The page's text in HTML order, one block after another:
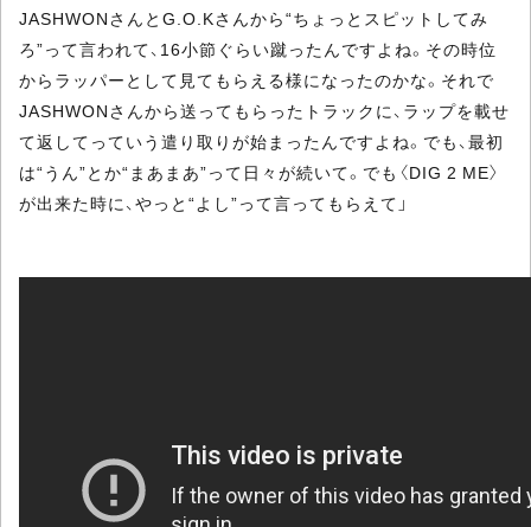
JASHWONさんとG.O.Kさんから“ちょっとスピットしてみ
ろ”って言われて、16小節ぐらい蹴ったんですよね。その時位
からラッパーとして見てもらえる様になったのかな。それで
JASHWONさんから送ってもらったトラックに、ラップを載せ
て返してっていう遣り取りが始まったんですよね。でも、最初
は“うん”とか“まあまあ”って日々が続いて。でも〈DIG 2 ME〉
が出来た時に、やっと“よし”って言ってもらえて」